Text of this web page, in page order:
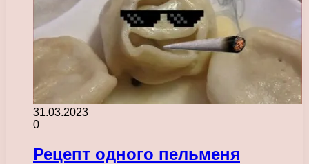
31.03.2023
0
Рецепт одного пельменя